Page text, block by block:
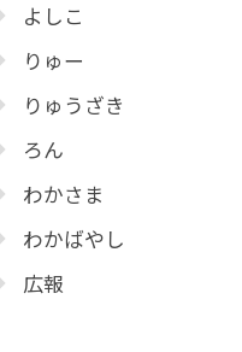
よしこ
りゅー
りゅうざき
ろん
わかさま
わかばやし
広報